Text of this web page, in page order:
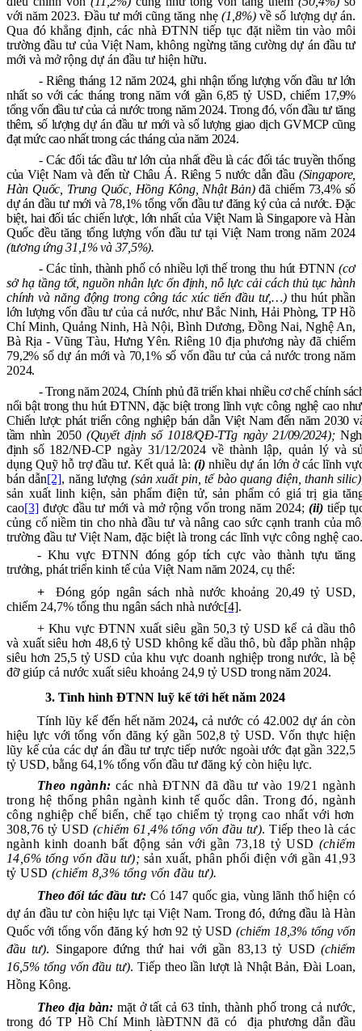
với năm 2023. Đầu tư mới cũng tăng nhẹ (1,8%)về số lượng dự án.
Qua đó khẳng định, các nhà ĐTNN tiếp tục đặt niềm tin vào môi
trường đầu tư của Việt Nam, không ngừng tăng cường dự án đầu tư
mới và mở rộng dự án đầu tư hiện hữu.
- Riêng tháng 12 năm 2024, ghi nhận tổng lượng vốn đầu tư lớn
nhất so với các tháng trong năm với gần 6,85 tỷ USD, chiếm 17,9%
tổng vốn đầu tư của cả nước trong năm 2024. Trong đó, vốn đầu tư tăng
thêm, số lượng dự án đầu tư mới và số lượng giao dịch GVMCP cũng
đạt mức cao nhất trong các tháng của năm 2024.
- Các đối tác đầu tư lớn của nhất đều là các đối tác truyền thống
của Việt Nam và đến từ Châu Á. Riêng 5 nước dẫn đầu (Singapore,
Hàn Quốc, Trung Quốc, Hồng Kông, Nhật Bản)đã chiếm 73,4% số
dự án đầu tư mới và 78,1% tổng vốn đầu tư đăng ký của cả nước. Đặc
biệt, hai đối tác chiến lược, lớn nhất của Việt Nam là Singapore và Hàn
Quốc đều tăng tổng lượng vốn đầu tư tại Việt Nam trong năm 2024
(tương ứng 31,1% và 37,5%).
- Các tỉnh, thành phố có nhiều lợi thế trong thu hút ĐTNN(cơ
sở hạ tầng tốt, nguồn nhân lực ổn định, nỗ lực cải cách thủ tục hành
chính và năng động trong công tác xúc tiến đầu tư,…) thu hút phần
lớn lượng vốn đầu tư của cả nước, như Bắc Ninh, Hải Phòng, TP Hồ
Chí Minh, Quảng Ninh, Hà Nội, Bình Dương, Đồng Nai, Nghệ An,
Bà Rịa - Vũng Tàu, Hưng Yên. Riêng 10 địa phương này đã chiếm
79,2% số dự án mới và 70,1% số vốn đầu tư của cả nước trong năm
2024.
- Trong năm 2024, Chính phủ đã triển khai nhiều cơ chế chính
nổi bật trong thu hút ĐTNN, đặc biệt trong lĩnh vực công nghệ cao
Chiến lược phát triển công nghiệp bán dẫn Việt Nam đến năm 2030
tầm nhìn 2050 (Quyết định số 1018/QĐ-TTg ngày 21/09/2024);
định số 182/NĐ-CP ngày 31/12/2024 về thành lập, quản lý và
dụng Quỹ hỗ trợ đầu tư. Kết quả là: (i)nhiều dự án lớn ở các lĩnh
bán dẫn[2], năng lượng (sản xuất pin, tế bào quang điện, thanh silic)
sản xuất linh kiện, sản phẩm điện tử, sản phẩm có giá trị gia
cao[3] được đầu tư mới và mở rộng vốn trong năm 2024; (ii)tiếp
củng cốniềm tin cho nhà đầu tư và nâng cao sức cạnh tranh của
trường đầu tư Việt Nam, đặc biệt là trong các lĩnh vực công nghệ cao.
- Khu vực ĐTNN đóng góp tích cực vào thành tựu tăng
trưởng, phát triển kinh tế của Việt Nam năm 2024, cụ thể:
+
Đóng góp ngân sách nhà nước khoảng 20,49 tỷ USD,
chiếm 24,7% tổng thu ngân sách nhà nước[4].
+ Khu vực ĐTNN xuất siêu gần 50,3tỷ USD kể cả dầu thô
và xuất siêu hơn 48,6tỷ USD không kể dầu thô, bù đắp phần nhập
siêu hơn 25,5 tỷ USD của khu vực doanh nghiệp trong nước, là bệ
đỡ giúp cả nước xuất siêu khoảng 24,9 tỷ USD trong năm 2024.
3. Tình hình ĐTNN luỹ kế tới hết năm 2024
Tính lũy kế đến hết năm 2024, cả nước có42.002 dự án còn
hiệu lực với tổng vốn đăng ký gần 502,8 tỷ USD. Vốn thực hiện
lũy kế của các dự án đầu tư trực tiếp nước ngoài ước đạt gần 322,5
tỷ USD, bằng 64,1% tổng vốn đầu tư đăng ký còn hiệu lực.
Theongành: các nhà ĐTNN đã đầu tư vào 19/21 ngành
trong hệ thống phân ngành kinh tế quốc dân.Trong đó, ngành
công nghiệp chế biến, chế tạo chiếm tỷ trọng cao nhất với hơn
308,76 tỷ USD (chiếm 61,4% tổng vốn đầu tư).Tiếp theo là các
ngành kinh doanh bất động sản với gần 73,18 tỷUSD (chiếm
14,6% tổng vốn đầu tư); sản xuất, phân phối điệnvới gần 41,93
tỷ USD (chiếm 8,3% tổng vốn đầu tư).
Theo đối tác đầu tư: Có 147 quốc gia, vùng lãnh thổ hiện có
dự án đầu tư còn hiệu lực tại Việt Nam. Trong đó, đứng đầu là Hàn
Quốc với tổng vốn đăng ký hơn 92 tỷ USD (chiếm 18,3% tổng vốn
đầu tư). Singapoređứng thứ hai với gần 83,13 tỷ USD(chiếm
16,5% tổng vốn đầu tư). Tiếp theo lần lượt là Nhật Bản, Đài Loan,
Hồng Kông.
Theo địa bàn:mặt ở tất cả 63 tỉnh, thành phố trong cả nước,
trong đó TP Hồ Chí Minh làĐTNN đã có
địa phương dẫn đầu